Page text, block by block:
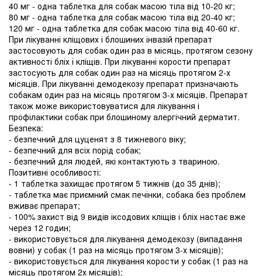
40 мг - одна таблетка для собак масою тіла від 10-20 кг;
80 мг - одна таблетка для собак масою тіла від 20-40 кг;
120 мг - одна таблетка для собак масою тіла від 40-60 кг.
При лікуванні кліщових і блошиних інвазій препарат
застосовують для собак один раз в місяць, протягом сезону
активності бліх і кліщів. При лікуванні корости препарат
застосують для собак один раз на місяць протягом 2-х
місяців. При лікуванні демодекозу препарат призначають
собакам один раз на місяць протягом 3-х місяців. Препарат
також може використовуватися для лікування і
профілактики собак при блошиному алергічний дерматит.
Безпека:
- безпечний для цуценят з 8 тижневого віку;
- безпечний для всіх порід собак;
- безпечний для людей, які контактують з твариною.
Позитивні особливості:
- 1 таблетка захищає протягом 5 тижнів (до 35 днів);
- таблетка має приємний смак печінки, собака без проблем
вживає препарат;
- 100% захист від 9 видів іксодових кліщів і бліх настає вже
через 12 годин;
- використовується для лікування демодекозу (випадання
вовни) у собак (1 раз на місяць протягом 3-х місяців);
- використовується для лікування корости у собак (1 раз на
місяць протягом 2х місяців);